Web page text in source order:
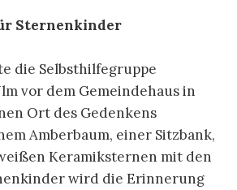
Sternenkinder
die Selbsthilfegruppe
vor dem Gemeindehaus in
Ort des Gedenkens
Amberbaum, einer Sitzbank,
Keramiksternen mit den
wird die Erinnerung